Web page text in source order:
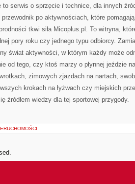
to serwis o sprzęcie i technice, dla innych
po aktywnościach, które
tkwi siła Micoplus.pl. To witryna,
pory roku czy jednego typu odbiorcy.
świat aktywności, w którym każdy może
od tego, czy ktoś marzy o płynnej jeździe
zimowych zjazdach na nartach,
krokach na łyżwach czy miejskich
źródłem wiedzy dla tej sportowej przygody.